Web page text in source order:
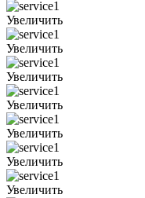
Увеличить
Увеличить
Увеличить
Увеличить
Увеличить
Увеличить
Увеличить